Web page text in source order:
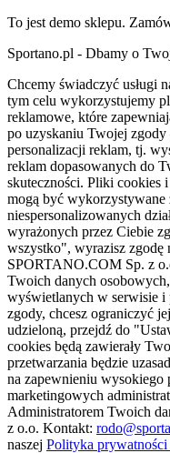
To jest demo sklepu.
Sportano.pl - Dbamy o
Chcemy świadczyć usługi
tym celu wykorzystujemy
reklamowe, które
po uzyskaniu Twojej
personalizacji reklam, tj.
reklam dopasowanych do
skuteczności. Pliki cookies
mogą być wykorzystywane
niespersonalizowanych
wyrażonych przez Ciebie
wszystko", wyrazisz zgodę
SPORTANO.COM Sp. z
Twoich danych
wyświetlanych w serwisie i
zgody, chcesz ograniczyć
udzieloną, przejdź do
cookies będą zawierały
przetwarzania będzie
na zapewnieniu wysokiego
marketingowych
Administratorem Twoich
z o.o. Kontakt:
naszej Polityka